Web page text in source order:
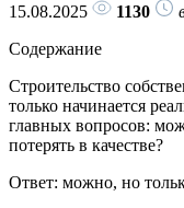
15.08.2025 1130
Содержание
Строительство
только начинается
главных вопросов:
потерять в качестве?
Ответ: можно, но